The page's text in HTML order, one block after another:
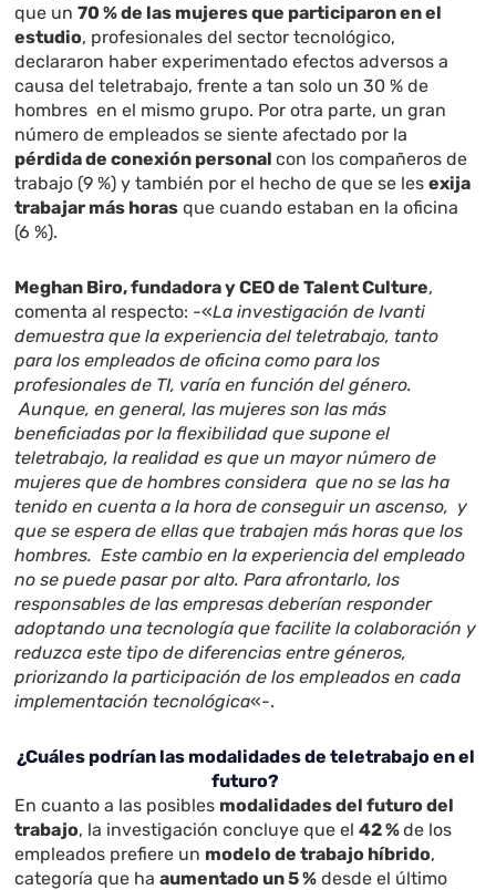
que un70 % de las mujeres que participaron en el
estudio, profesionales del sector tecnológico,
declararon haber experimentado efectos adversos a
causa del teletrabajo, frente a tan solo un 30 % de
hombres en el mismo grupo. Por otra parte, un gran
número de empleados se siente afectado por la
pérdida de conexión personalcon los compañeros de
trabajo (9 %) y también por el hecho de que se lesexija
trabajar más horas que cuando estaban en la oficina
(6 %).
Meghan Biro, fundadora y CEO de Talent Culture,
comenta al respecto: -«La investigación de Ivanti
demuestra que la experiencia del teletrabajo, tanto
para los empleados de oficina como para los
profesionales de TI, varía en función del género.
Aunque, en general, las mujeres son las más
beneficiadas por la flexibilidad que supone el
teletrabajo, la realidad es que un mayor número de
mujeres que de hombres considera que no se las ha
tenido en cuenta a la hora de conseguir un ascenso, y
que se espera de ellas que trabajen más horas que los
hombres. Este cambio en la experiencia del empleado
no se puede pasar por alto. Para afrontarlo, los
responsables de las empresas deberían responder
adoptando una tecnología que facilite la colaboración y
reduzca este tipo de diferencias entre géneros,
priorizando la participación de los empleados en cada
implementación tecnológica«-.
¿Cuáles podrían las modalidades de teletrabajo en el
futuro?
En cuanto a las posibles modalidades del futuro del
trabajo, la investigación concluye que el42 %de los
empleados prefiere un modelo de trabajo híbrido,
categoría que haaumentado un 5 % desde el último